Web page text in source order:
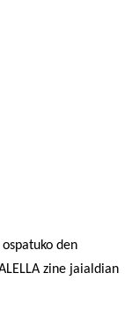
den
zine jaialdian